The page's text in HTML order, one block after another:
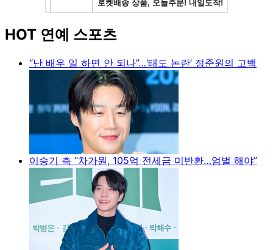
HOT 연예 스포츠
“난 배우 일 하면 안 되나”…‘태도 논란’ 정준원의 고백
이승기 측 “차가원, 105억 전세금 미반환…엄벌 해야”